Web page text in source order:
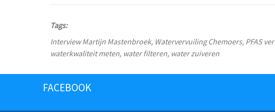
Tags:
Interview Martijn Mastenbroek, Watervervuiling Chemoers, PFAS
waterkwaliteit meten, water filteren, water zuiveren
FACEBOOK